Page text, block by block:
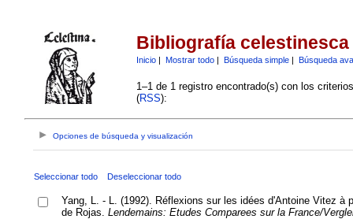
Bibliografía celestinesca
Inicio| Mostrar todo| Búsqueda simple| Búsqueda
1–1 de 1 registro encontrado(s) con los
(RSS):
Opciones de búsqueda y visualización
Seleccionar todo Deseleccionar todo
Yang, L. - L. (1992). Réflexions sur les idées d'Antoine Vitez à
de Rojas. Lendemains: Etudes Comparees sur la France/